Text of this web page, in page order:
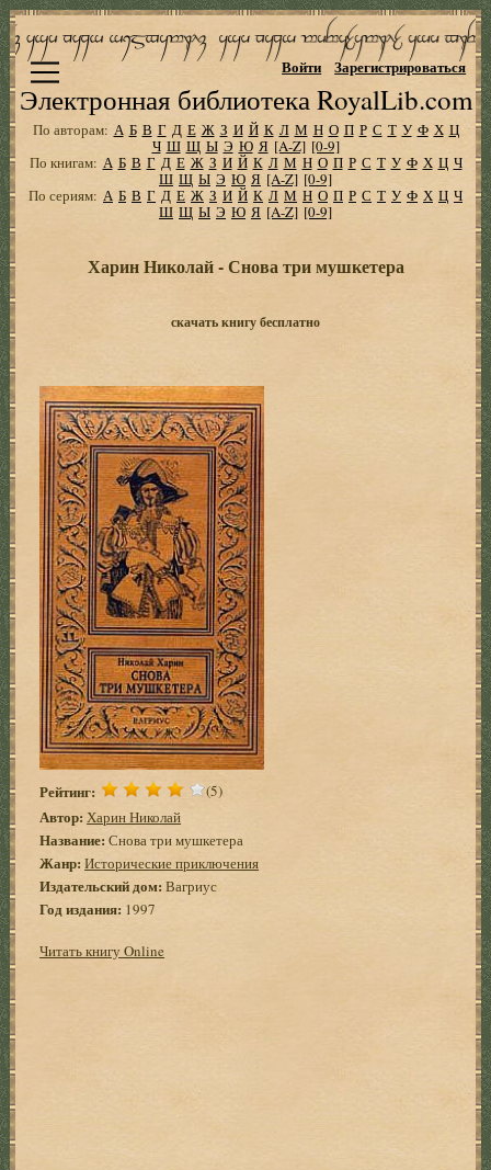
Электронная библиотека RoyalLib.com
Войти Зарегистрироваться
По авторам: А Б В Г Д Е Ж З И Й К Л М Н О П Р С Т У Ф Х Ц
Ч Ш Щ Ы Э Ю Я [A-Z] [0-9]
По книгам: А Б В Г Д Е Ж З И Й К Л М Н О П Р С Т У Ф Х Ц Ч
Ш Щ Ы Э Ю Я [A-Z] [0-9]
По сериям: А Б В Г Д Е Ж З И Й К Л М Н О П Р С Т У Ф Х Ц Ч
Ш Щ Ы Э Ю Я [A-Z] [0-9]
Харин Николай - Снова три мушкетера
скачать книгу бесплатно
Рейтинг: (5)
Автор: Харин Николай
Название: Снова три мушкетера
Жанр: Исторические приключения
Издательский дом: Вагриус
Год издания: 1997
Читать книгу Online